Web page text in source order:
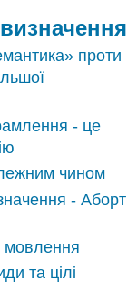
проти
- це
чином
- Аборт
мовлення
та цілі